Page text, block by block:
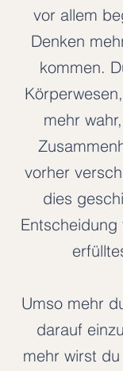
vor allem
Denken
kommen.
mehr
vorher
dies
Umso mehr
darauf
mehr wirst